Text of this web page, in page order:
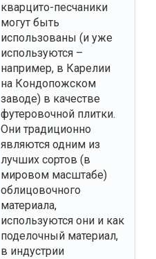
кварцито-песчаники
могут быть
использованы (и уже
используются –
например, в Карелии
на Кондопожском
заводе) в качестве
футеровочной плитки.
Они традиционно
являются одним из
лучших сортов (в
мировом масштабе)
облицовочного
материала,
используются они и как
поделочный материал,
в индустрии